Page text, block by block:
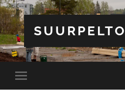
Toggle
mobile